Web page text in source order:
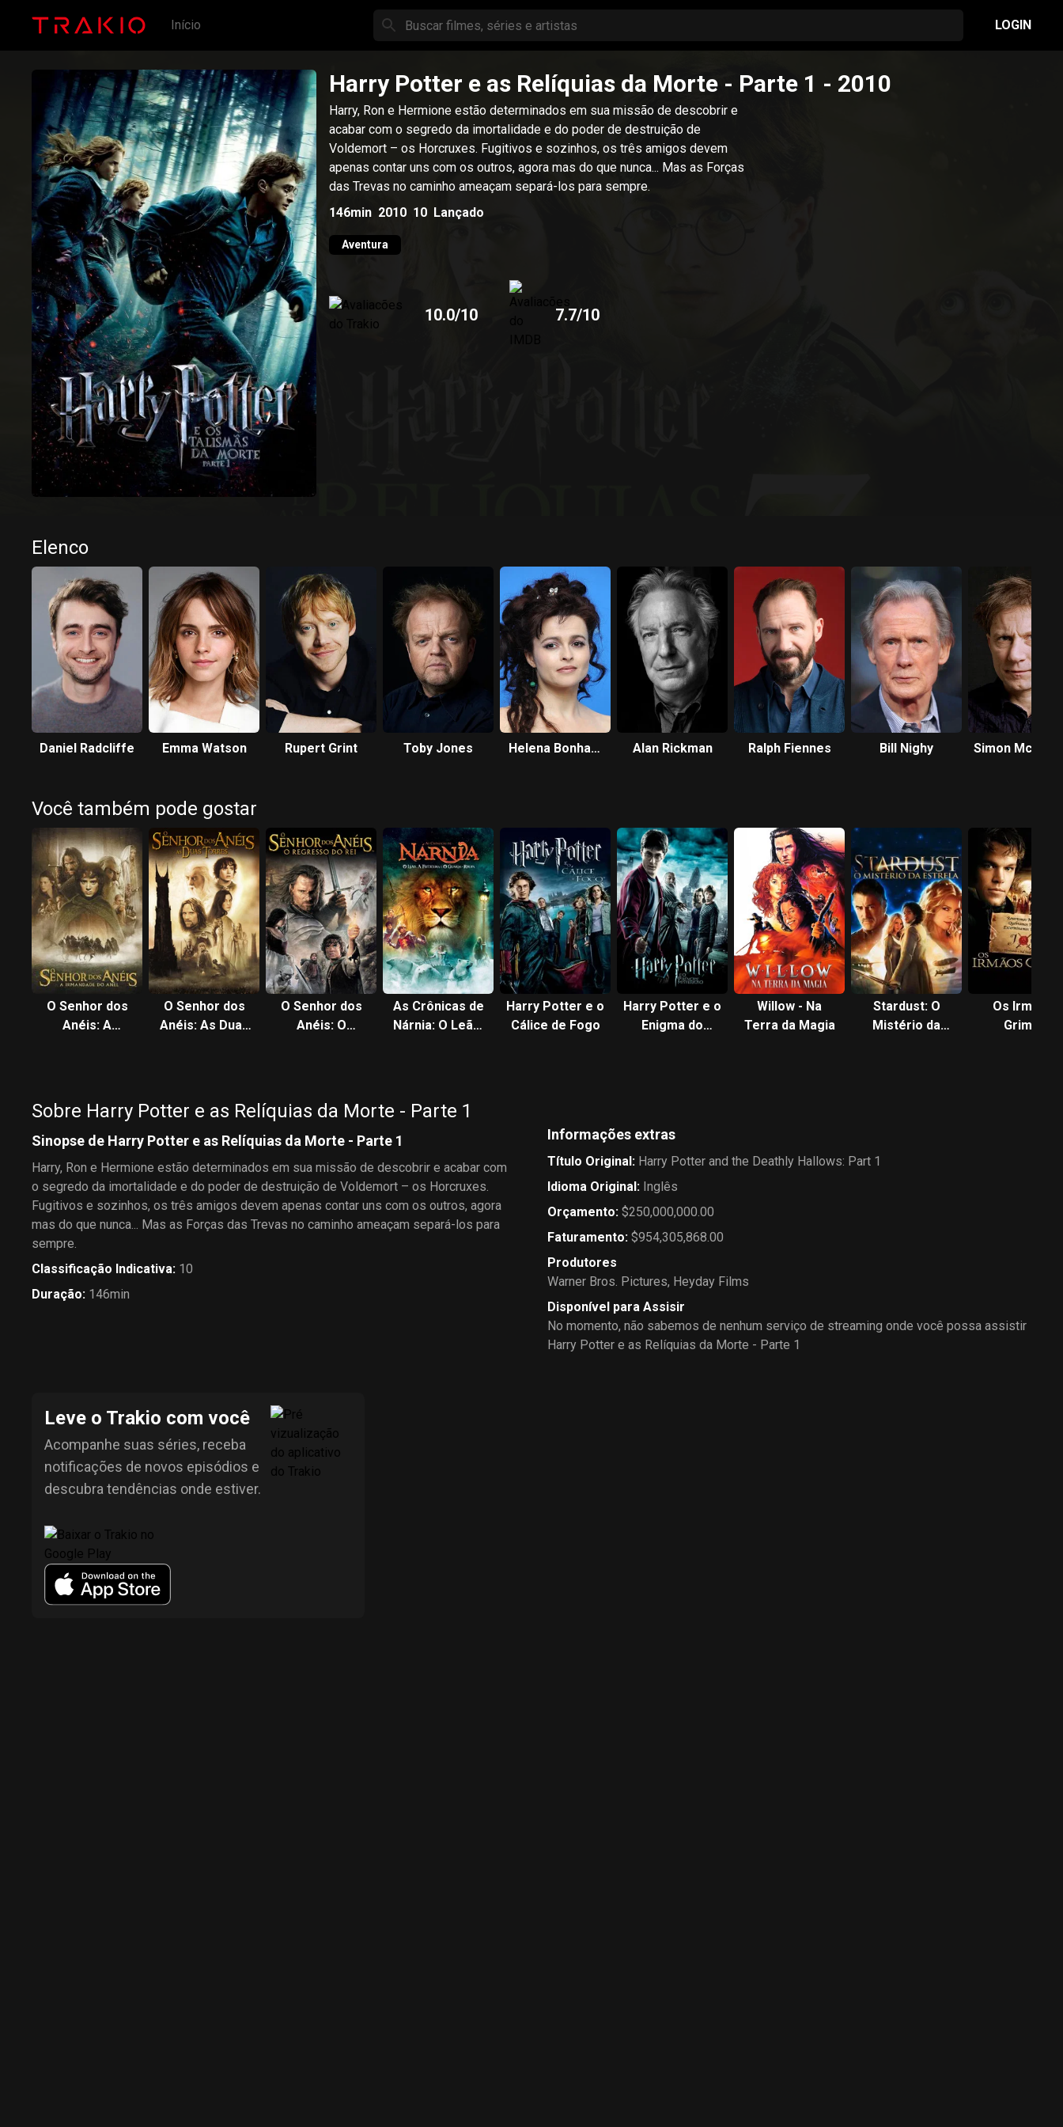
Início LOGIN
Harry Potter e as Relíquias da Morte - Parte 1 - 2010
Harry, Ron e Hermione estão determinados em sua missão de descobrir e
acabar com o segredo da imortalidade e do poder de destruição de
Voldemort – os Horcruxes. Fugitivos e sozinhos, os três amigos devem
apenas contar uns com os outros, agora mas do que nunca... Mas as Forças
das Trevas no caminho ameaçam separá-los para sempre.
146min 2010 10 Lançado
Aventura
10.0/10 7.7/10
Elenco
Daniel Radcliffe Emma Watson Rupert Grint Toby Jones
Helena Bonham
Alan Rickman Ralph Fiennes Bill Nighy Simon
Você também pode gostar
O Senhor dos
Anéis: A
O Senhor dos
Anéis: As Duas
O Senhor dos
Anéis: O
As Crônicas de
Nárnia: O Leão,
Harry Potter e o
Cálice de Fogo
Harry Potter e o
Enigma do
Willow - Na
Terra da Magia
Stardust: O
Mistério da
Os Irmãos
Grimm
Sobre Harry Potter e as Relíquias da Morte - Parte 1
Sinopse de Harry Potter e as Relíquias da Morte - Parte 1
Harry, Ron e Hermione estão determinados em sua missão de descobrir e acabar com
o segredo da imortalidade e do poder de destruição de Voldemort – os Horcruxes.
Fugitivos e sozinhos, os três amigos devem apenas contar uns com os outros, agora
mas do que nunca... Mas as Forças das Trevas no caminho ameaçam separá-los para
sempre.
Classificação Indicativa: 10
Duração: 146min
Informações extras
Título Original: Harry Potter and the Deathly Hallows: Part 1
Idioma Original: Inglês
Orçamento: $250,000,000.00
Faturamento: $954,305,868.00
Produtores
Warner Bros. Pictures, Heyday Films
Disponível para Assisir
No momento, não sabemos de nenhum serviço de streaming onde você possa assistir
Harry Potter e as Relíquias da Morte - Parte 1
Leve o Trakio com você
Acompanhe suas séries, receba
notificações de novos episódios e
descubra tendências onde estiver.